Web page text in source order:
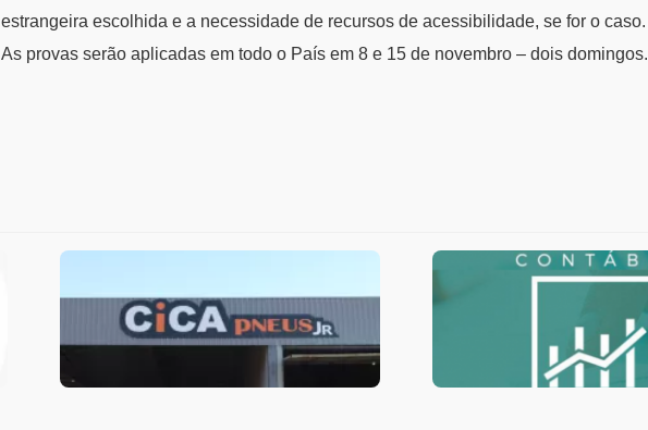
estrangeira escolhida e a necessidade de recursos de acessibilidade, se for o caso.
As provas serão aplicadas em todo o País em 8 e 15 de novembro – dois domingos.